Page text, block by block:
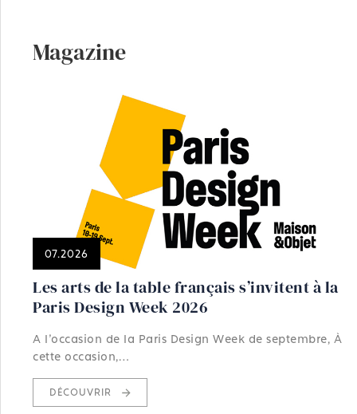
Magazine
07.2026
Les arts de la table français s’invitent à la
Paris Design Week 2026
A l'occasion de la Paris Design Week de septembre, À
cette occasion,…
DÉCOUVRIR